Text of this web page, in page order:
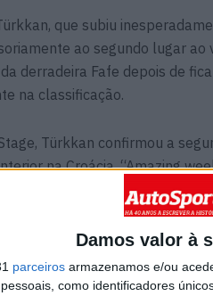
Damos valor à
parceiros armazenamos e/ou
como identificadores
que subiu
ao segundo lugar ao
derradeira Fafe depois de
na classificação.
Türkkan confirmou a
na Croácia. “Amazing
seria, na sua perspetiva, “a
do rali mundial. Türkkan
e problemas elétricos, mas